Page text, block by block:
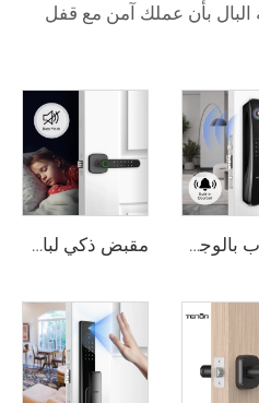
البال بأن عملك آمن مع قفل
قفل باب بالوجه ثلاثي الأبعاد مع كاميرا وبصمة الإصبع وكلمة المرور والأوردة Tenon A9 Pro مقبض ذكي لباب Tuya بيومتري باستخدام بصمة الإصبع k1 Plus